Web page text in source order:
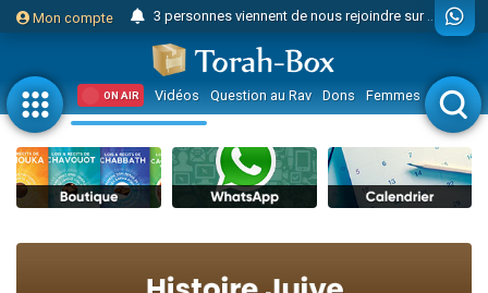
Mon compte 3 personnes viennent de nous rejoindre sur WhatsApp
Odaya vient de donner son Maasser
3 personnes viennent de faire un don pour 5 jours de vacances aux Orphelins
3 personnes viennent de faire un don pour Diane, 80 ans, dans un appartement insalubre
2 personnes viennent de nous rejoindre sur WhatsApp
13 personnes viennent de demander une bénédiction
30 personnes viennent de faire un don pour Sauvez la jambe de Yohan
Il reste 49 places pour étudier en groupe sur Zoom
12 nouvelles musiques dans Torah-Box Music
ON AIR Vidéos Question au Rav Dons Femmes Enfants